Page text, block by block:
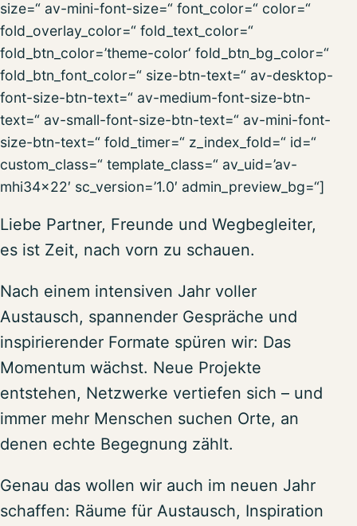
size=“ av-mini-font-size=“ font_color=“ color=“
fold_overlay_color=“ fold_text_color=“
fold_btn_color=’theme-color‘ fold_btn_bg_color=“
fold_btn_font_color=“ size-btn-text=“ av-desktop-
font-size-btn-text=“ av-medium-font-size-btn-
text=“ av-small-font-size-btn-text=“ av-mini-font-
size-btn-text=“ fold_timer=“ z_index_fold=“ id=“
custom_class=“ template_class=“ av_uid=’av-
mhi34x22′ sc_version=’1.0′ admin_preview_bg=“]
Liebe Partner, Freunde und Wegbegleiter,
es ist Zeit, nach vorn zu schauen.
Nach einem intensiven Jahr voller
Austausch, spannender Gespräche und
inspirierender Formate spüren wir: Das
Momentum wächst. Neue Projekte
entstehen, Netzwerke vertiefen sich – und
immer mehr Menschen suchen Orte, an
denen echte Begegnung zählt.
Genau das wollen wir auch im neuen Jahr
schaffen: Räume für Austausch, Inspiration